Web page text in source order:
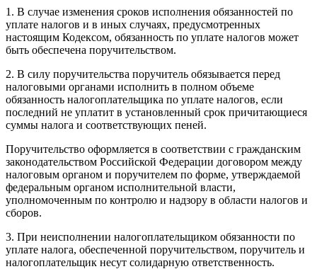
1. В случае изменения сроков исполнения обязанностей по
уплате налогов и в иных случаях, предусмотренных
настоящим Кодексом, обязанность по уплате налогов может
быть обеспечена поручительством.
2. В силу поручительства поручитель обязывается перед
налоговыми органами исполнить в полном объеме
обязанность налогоплательщика по уплате налогов, если
последний не уплатит в установленный срок причитающиеся
суммы налога и соответствующих пеней.
Поручительство оформляется в соответствии с гражданским
законодательством Российской Федерации договором между
налоговым органом и поручителем по форме, утверждаемой
федеральным органом исполнительной власти,
уполномоченным по контролю и надзору в области налогов и
сборов.
3. При неисполнении налогоплательщиком обязанности по
уплате налога, обеспеченной поручительством, поручитель и
налогоплательщик несут солидарную ответственность.